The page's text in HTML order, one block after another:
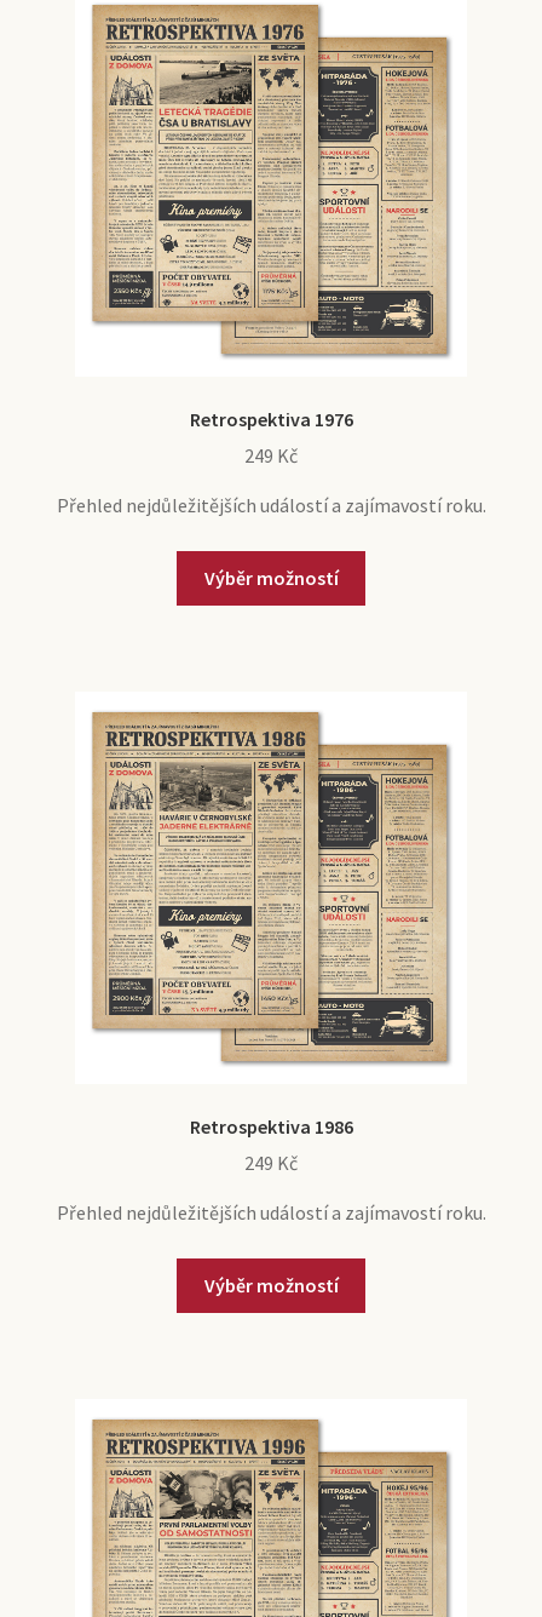
Retrospektiva 1976
249 Kč
Přehled nejdůležitějších událostí a zajímavostí roku.
Výběr možností
Retrospektiva 1986
249 Kč
Přehled nejdůležitějších událostí a zajímavostí roku.
Výběr možností